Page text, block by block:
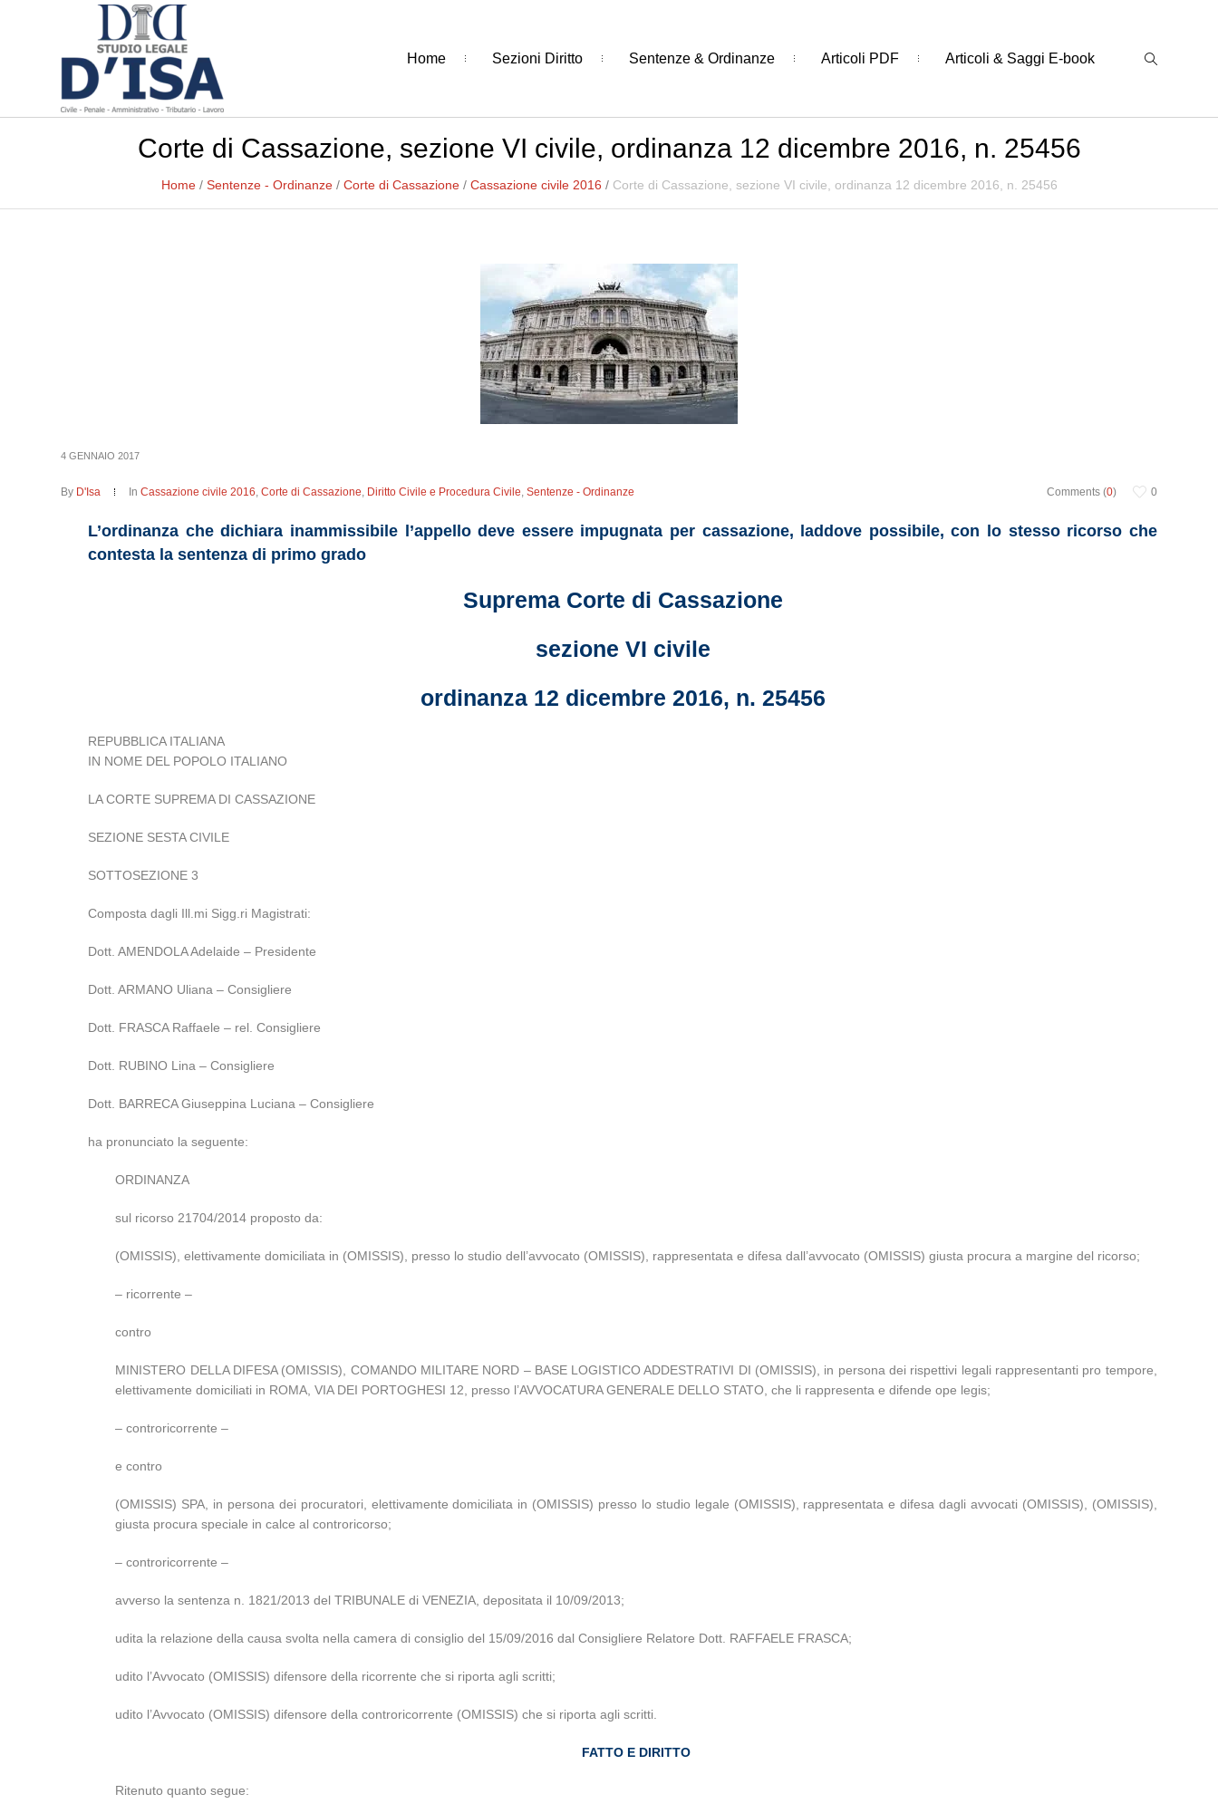
Home Sezioni Diritto Sentenze & Ordinanze Articoli PDF Articoli & Saggi E-book
Corte di Cassazione, sezione VI civile, ordinanza 12 dicembre 2016, n. 25456
Home / Sentenze - Ordinanze / Corte di Cassazione / Cassazione civile 2016 / Corte di Cassazione, sezione VI civile, ordinanza 12 dicembre 2016, n. 25456
4 GENNAIO 2017
Comments (0) 0
By D'Isa InCassazione civile 2016,Corte di Cassazione, Diritto Civile e Procedura Civile,Sentenze - Ordinanze
L’ordinanza che dichiara inammissibile l’appello deve essere impugnata per cassazione, laddove possibile, con lo stesso ricorso che
contesta la sentenza di primo grado
Suprema Corte di Cassazione
sezione VI civile
ordinanza 12 dicembre 2016, n. 25456
REPUBBLICA ITALIANA
IN NOME DEL POPOLO ITALIANO
LA CORTE SUPREMA DI CASSAZIONE
SEZIONE SESTA CIVILE
SOTTOSEZIONE 3
Composta dagli Ill.mi Sigg.ri Magistrati:
Dott. AMENDOLA Adelaide – Presidente
Dott. ARMANO Uliana – Consigliere
Dott. FRASCA Raffaele – rel. Consigliere
Dott. RUBINO Lina – Consigliere
Dott. BARRECA Giuseppina Luciana – Consigliere
ha pronunciato la seguente:
ORDINANZA
sul ricorso 21704/2014 proposto da:
(OMISSIS), elettivamente domiciliata in (OMISSIS), presso lo studio dell’avvocato (OMISSIS), rappresentata e difesa dall’avvocato (OMISSIS) giusta procura a margine del ricorso;
– ricorrente –
contro
MINISTERO DELLA DIFESA (OMISSIS), COMANDO MILITARE NORD – BASE LOGISTICO ADDESTRATIVI DI (OMISSIS), in persona dei rispettivi legali rappresentanti pro tempore,
elettivamente domiciliati in ROMA, VIA DEI PORTOGHESI 12, presso l’AVVOCATURA GENERALE DELLO STATO, che li rappresenta e difende ope legis;
– controricorrente –
e contro
(OMISSIS) SPA, in persona dei procuratori, elettivamente domiciliata in (OMISSIS) presso lo studio legale (OMISSIS), rappresentata e difesa dagli avvocati (OMISSIS), (OMISSIS),
giusta procura speciale in calce al controricorso;
– controricorrente –
avverso la sentenza n. 1821/2013 del TRIBUNALE di VENEZIA, depositata il 10/09/2013;
udita la relazione della causa svolta nella camera di consiglio del 15/09/2016 dal Consigliere Relatore Dott. RAFFAELE FRASCA;
udito l’Avvocato (OMISSIS) difensore della ricorrente che si riporta agli scritti;
udito l’Avvocato (OMISSIS) difensore della controricorrente (OMISSIS) che si riporta agli scritti.
FATTO E DIRITTO
Ritenuto quanto segue: